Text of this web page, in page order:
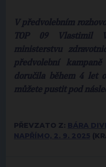
V předvolebním
TOP 09 Vlastimil
ministerstvu
předvolební
doručila během 4 let
můžete pustit pod
PŘEVZATO Z: